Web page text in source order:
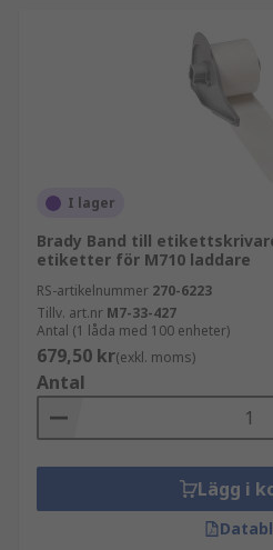
I lager
Brady Band till
etiketter för M710 laddare
RS-artikelnummer 270-6223
Tillv. art.nr M7-33-427
Antal (1 låda med 100 enheter)
679,50 kr(exkl. moms)
Antal
Lägg i